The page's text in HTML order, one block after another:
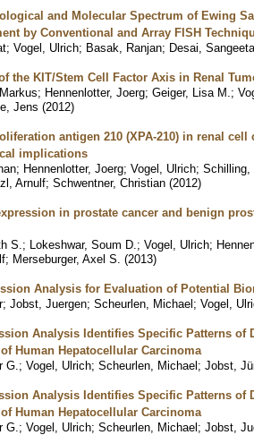
and Molecular Spectrum of Ewing
by Conventional and Array FISH
; Vogel, Ulrich; Basak, Ranjan; Desai,
the KIT/Stem Cell Factor Axis in Renal
; Hennenlotter, Joerg; Geiger, Lisa M. ;
Jens (2012)
antigen 210 (XPA-210) in renal
implications
; Hennenlotter, Joerg; Vogel, Ulrich; Schilling,
Arnulf; Schwentner, Christian (2012)
in prostate cancer and benign
S. ; Lokeshwar, Soum D. ; Vogel, Ulrich;
; Merseburger, Axel S. (2013)
Analysis for Evaluation of Potential
; Jobst, Juergen; Scheurlen, Michael; Vogel,
Analysis Identifies Specific Patterns of
Human Hepatocellular Carcinoma
G. ; Vogel, Ulrich; Scheurlen, Michael; Jobst,
Analysis Identifies Specific Patterns of
Human Hepatocellular Carcinoma
G. ; Vogel, Ulrich; Scheurlen, Michael; Jobst,